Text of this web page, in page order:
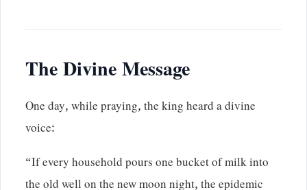
The Divine Message
One day, while praying, the king heard a divine
voice:
“If every household pours one bucket of milk into
the old well on the new moon night, the epidemic